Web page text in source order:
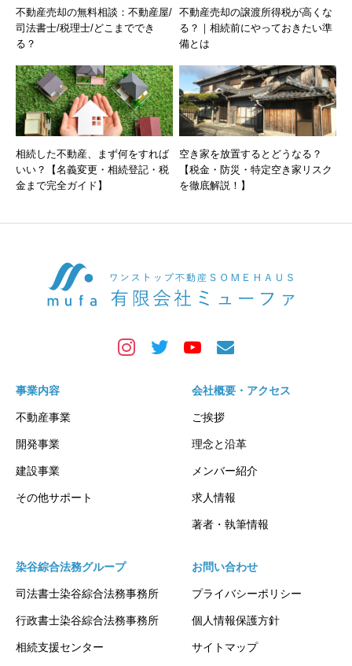
不動産売却の無料相談：不動産屋/
司法書士/税理士/どこまででき
る？
不動産売却の譲渡所得税が高くな
る？｜相続前にやっておきたい準
備とは
相続した不動産、まず何をすれば
いい？【名義変更・相続登記・税
金まで完全ガイド】
空き家を放置するとどうなる？
【税金・防災・特定空き家リスク
を徹底解説！】
事業内容
不動産事業
開発事業
建設事業
その他サポート
会社概要・アクセス
ご挨拶
理念と沿革
メンバー紹介
求人情報
著者・執筆情報
染谷綜合法務グループ
司法書士染谷綜合法務事務所
行政書士染谷綜合法務事務所
相続支援センター
お問い合わせ
プライバシーポリシー
個人情報保護方針
サイトマップ